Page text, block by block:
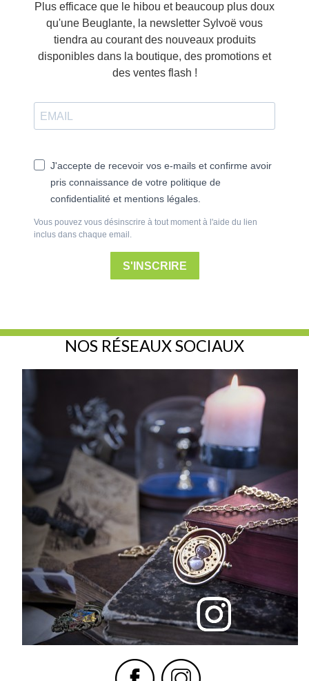
Plus efficace que le hibou et beaucoup plus doux
qu'une Beuglante, la newsletter Sylvoë vous
tiendra au courant des nouveaux produits
disponibles dans la boutique, des promotions et
des ventes flash !
J'accepte de recevoir vos e-mails et confirme avoir
pris connaissance de votre politique de
confidentialité et mentions légales.
Vous pouvez vous désinscrire à tout moment à l'aide du lien
inclus dans chaque email.
S'INSCRIRE
NOS RÉSEAUX SOCIAUX
If you continue to browse this website, you are allowing all third-
party services🍪
✓ OK, accept all Personalize